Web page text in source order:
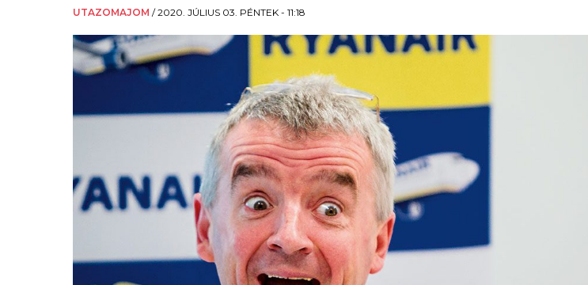
UTAZOMAJOM /2020. JÚLIUS 03. PÉNTEK - 11:18